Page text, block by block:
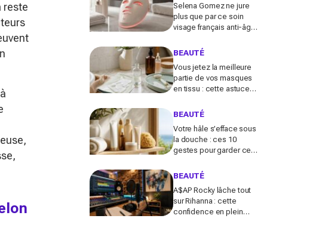
reste
Selena Gomez ne jure
plus que par ce soin
visage français anti-âge :
LED à près de 700 €
BEAUTÉ
Vous jetez la meilleure
partie de vos masques
en tissu : cette astuce
reste de soin en vrai
BEAUTÉ
Votre hâle s’efface sous
la douche : ces 10
gestes pour garder ce
sans abîmer votre peau
BEAUTÉ
A$AP Rocky lâche tout
sur Rihanna : cette
confidence en plein